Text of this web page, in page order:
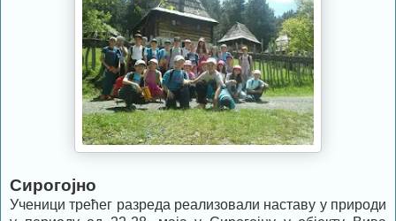
Сирогојно
Ученици трећег разреда реализовали наставу у природи